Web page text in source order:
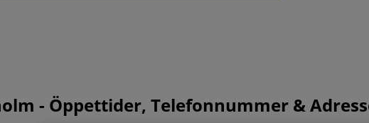
- Öppettider, Telefonnummer &